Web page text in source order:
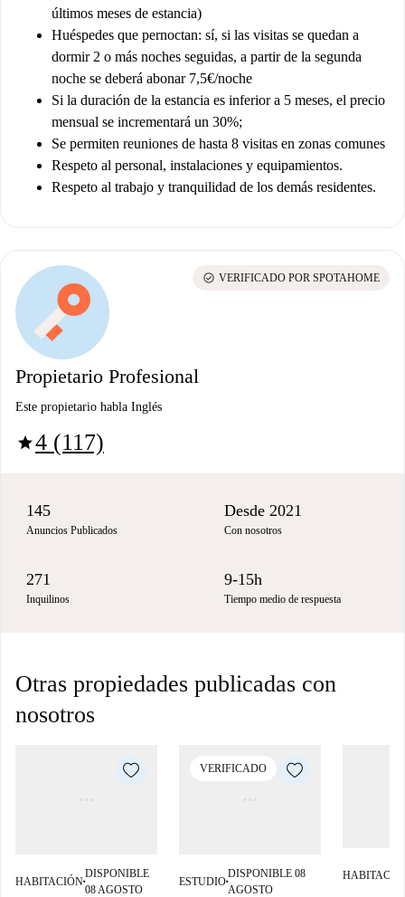
últimos meses de estancia)
Huéspedes que pernoctan: sí, si las visitas se quedan a
dormir 2 o más noches seguidas, a partir de la segunda
noche se deberá abonar 7,5€/noche
Si la duración de la estancia es inferior a 5 meses, el precio
mensual se incrementará un 30%;
Se permiten reuniones de hasta 8 visitas en zonas comunes
Respeto al personal, instalaciones y equipamientos.
Respeto al trabajo y tranquilidad de los demás residentes.
Propietario Profesional
Este propietario habla Inglés
star4 (117)
check_circle VERIFICADO POR SPOTAHOME
145
Anuncios Publicados
Desde 2021
Con nosotros
271
Inquilinos
9-15h
Tiempo medio de respuesta
Otras propiedades publicadas con
nosotros
HABITACIÓN■
DISPONIBLE
08 AGOSTO
VERIFICADO
ESTUDIO■
DISPONIBLE 08
AGOSTO